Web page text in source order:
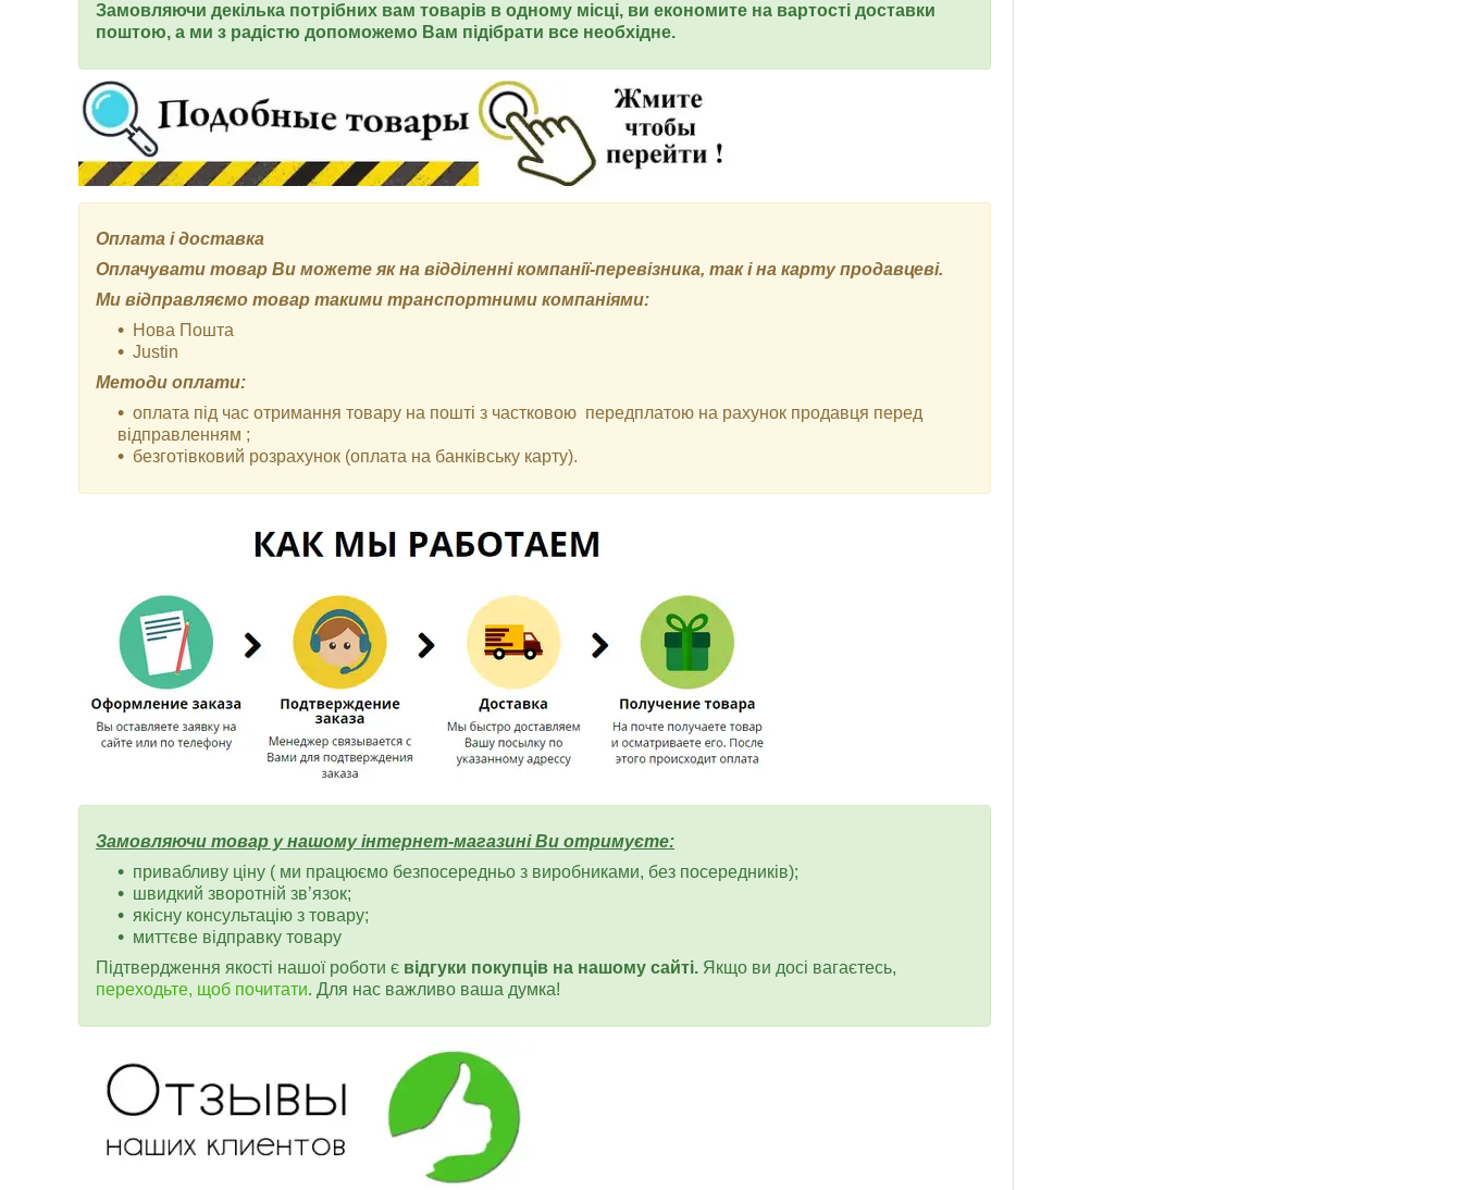
Замовляючи декілька потрібних вам товарів в одному місці, ви економите на вартості доставки
поштою, а ми з радістю допоможемо Вам підібрати все необхідне.
Оплата і доставка
Оплачувати товар Ви можете як на відділенні компанії-перевізника, так і на карту продавцеві.
Ми відправляємо товар такими транспортними компаніями:
Нова Пошта
Justin
Методи оплати:
оплата під час отримання товару на пошті з частковою передплатою на рахунок продавця перед
відправленням ;
безготівковий розрахунок (оплата на банківську карту).
Замовляючи товар у нашому інтернет-магазині Ви отримуєте:
привабливу ціну ( ми працюємо безпосередньо з виробниками, без посередників);
швидкий зворотній зв’язок;
якісну консультацію з товару;
миттєве відправку товару
Підтвердження якості нашої роботи є відгуки покупців на нашому сайті. Якщо ви досі вагаєтесь,
переходьте, щоб почитати. Для нас важливо ваша думка!